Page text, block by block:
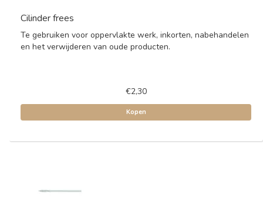
Cilinder frees
Te gebruiken voor oppervlakte werk, inkorten, nabehandelen
en het verwijderen van oude producten.
€2,30
Kopen